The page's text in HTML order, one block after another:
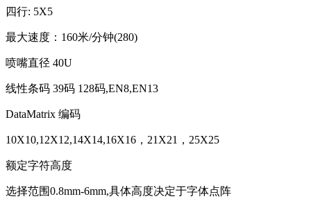
四行: 5X5
最大速度：160米/分钟(280)
喷嘴直径 40U
线性条码 39码 128码,EN8,EN13
DataMatrix 编码
10X10,12X12,14X14,16X16，21X21，25X25
额定字符高度
选择范围0.8mm-6mm,具体高度决定于字体点阵